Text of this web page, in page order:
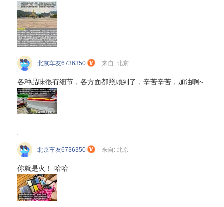
北京车友6736350 来自: 北京
各种品味很有细节，各方面都照顾到了，辛苦辛苦，加油啊~
北京车友6736350 来自: 北京
你就是火！ 哈哈